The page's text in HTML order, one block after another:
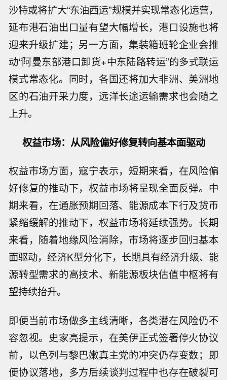
沙特或将扩大“东油西运”规模并实现常态化运营，
延布港石油出口量有望大幅增长，港口设施也将
迎来升级扩建；另一方面，集装箱班轮企业会推
动“阿曼东部港口卸货+中东陆路转运”的多式联运
模式常态化。同时，各国还将加大非洲、美洲地
区的石油开采力度，远洋长途运输需求也会随之
上升。
权益市场：从风险偏好修复转向基本面驱动
权益市场方面，寇宁表示，短期来看，在风险偏
好修复的推动下，权益市场将呈现全面反弹。中
期来看，在通胀预期回落、能源成本下行及货币
紧缩缓解的推动下，权益市场将延续强势。长期
来看，随着地缘风险消除，市场将逐步回归基本
面驱动，经济K型分化下，长期具有经济升级、能
源转型需求的高技术、新能源板块估值中枢将有
望持续抬升。
即便当前市场做多主线清晰，各类潜在风险仍不
容忽视。史家亮提示，在美伊正式签署停火协议
前，以色列与黎巴嫩真主党的冲突仍存变数；即
便协议落地，多方后续谈判过程中也存在破裂可